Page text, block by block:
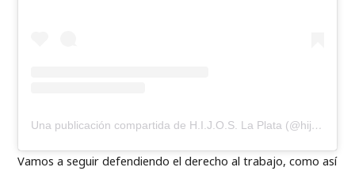
Una publicación compartida de H.I.J.O.S. La Plata (@hijoslp)
Vamos a seguir defendiendo el derecho al trabajo, como así